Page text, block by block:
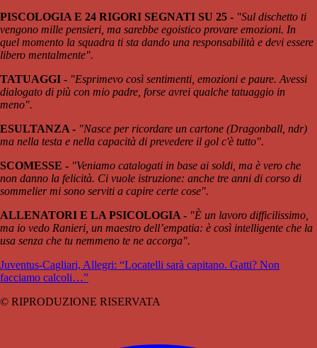
PISCOLOGIA E 24 RIGORI SEGNATI SU 25 - "Sul dischetto ti
vengono mille pensieri, ma sarebbe egoistico provare emozioni. In
quel momento la squadra ti sta dando una responsabilità e devi essere
libero mentalmente".
TATUAGGI - "Esprimevo così sentimenti, emozioni e paure. Avessi
dialogato di più con mio padre, forse avrei qualche tatuaggio in
meno".
ESULTANZA - "Nasce per ricordare un cartone (Dragonball, ndr)
ma nella testa e nella capacità di prevedere il gol c'è tutto".
SCOMESSE - "Veniamo catalogati in base ai soldi, ma è vero che
non danno la felicità. Ci vuole istruzione: anche tre anni di corso di
sommelier mi sono serviti a capire certe cose".
ALLENATORI E LA PSICOLOGIA - "È un lavoro difficilissimo,
ma io vedo Ranieri, un maestro dell’empatia: è così intelligente che la
usa senza che tu nemmeno te ne accorga".
Juventus-Cagliari, Allegri: “Locatelli sarà capitano. Gatti? Non
facciamo calcoli…”
© RIPRODUZIONE RISERVATA